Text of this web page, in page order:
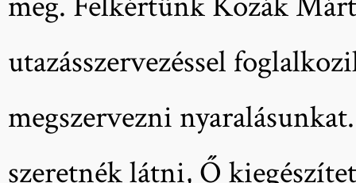
utazásszervezéssel
megszervezni
szeretnék látni, Ő